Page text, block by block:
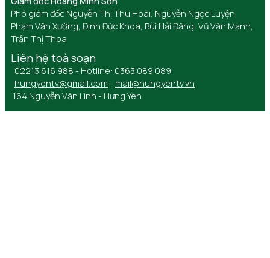
Phó giám đốc Nguyễn Thị Thu Hoài, Nguyễn Ngọc Luyện,
Phạm Văn Xướng, Đinh Đức Khoa, Bùi Hải Đăng, Vũ Văn Mạnh,
Trần Thị Thoa
Liên hệ toà soạn
02213 616 988 - Hotline: 0363 089 089
hungyentv@gmail.com - mail@hungyentv.vn
164 Nguyễn Văn Linh - Hưng Yên